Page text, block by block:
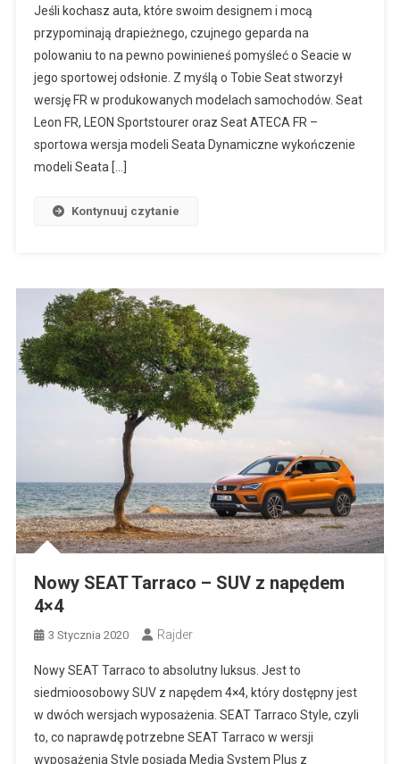
Jeśli kochasz auta, które swoim designem i mocą
przypominają drapieżnego, czujnego geparda na
polowaniu to na pewno powinieneś pomyśleć o Seacie w
jego sportowej odsłonie. Z myślą o Tobie Seat stworzył
wersję FR w produkowanych modelach samochodów. Seat
Leon FR, LEON Sportstourer oraz Seat ATECA FR –
sportowa wersja modeli Seata Dynamiczne wykończenie
modeli Seata […]
Kontynuuj czytanie
Nowy SEAT Tarraco – SUV z napędem
4×4
3 Stycznia 2020 Rajder
Nowy SEAT Tarraco to absolutny luksus. Jest to
siedmioosobowy SUV z napędem 4×4, który dostępny jest
w dwóch wersjach wyposażenia. SEAT Tarraco Style, czyli
to, co naprawdę potrzebne SEAT Tarraco w wersji
wyposażenia Style posiada Media System Plus z